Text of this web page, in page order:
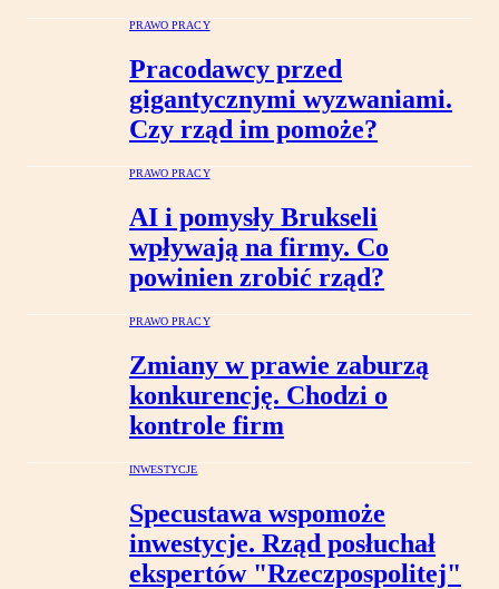
PRAWO PRACY
Pracodawcy przed
gigantycznymi wyzwaniami.
Czy rząd im pomoże?
PRAWO PRACY
AI i pomysły Brukseli
wpływają na firmy. Co
powinien zrobić rząd?
PRAWO PRACY
Zmiany w prawie zaburzą
konkurencję. Chodzi o
kontrole firm
INWESTYCJE
Specustawa wspomoże
inwestycje. Rząd posłuchał
ekspertów "Rzeczpospolitej"